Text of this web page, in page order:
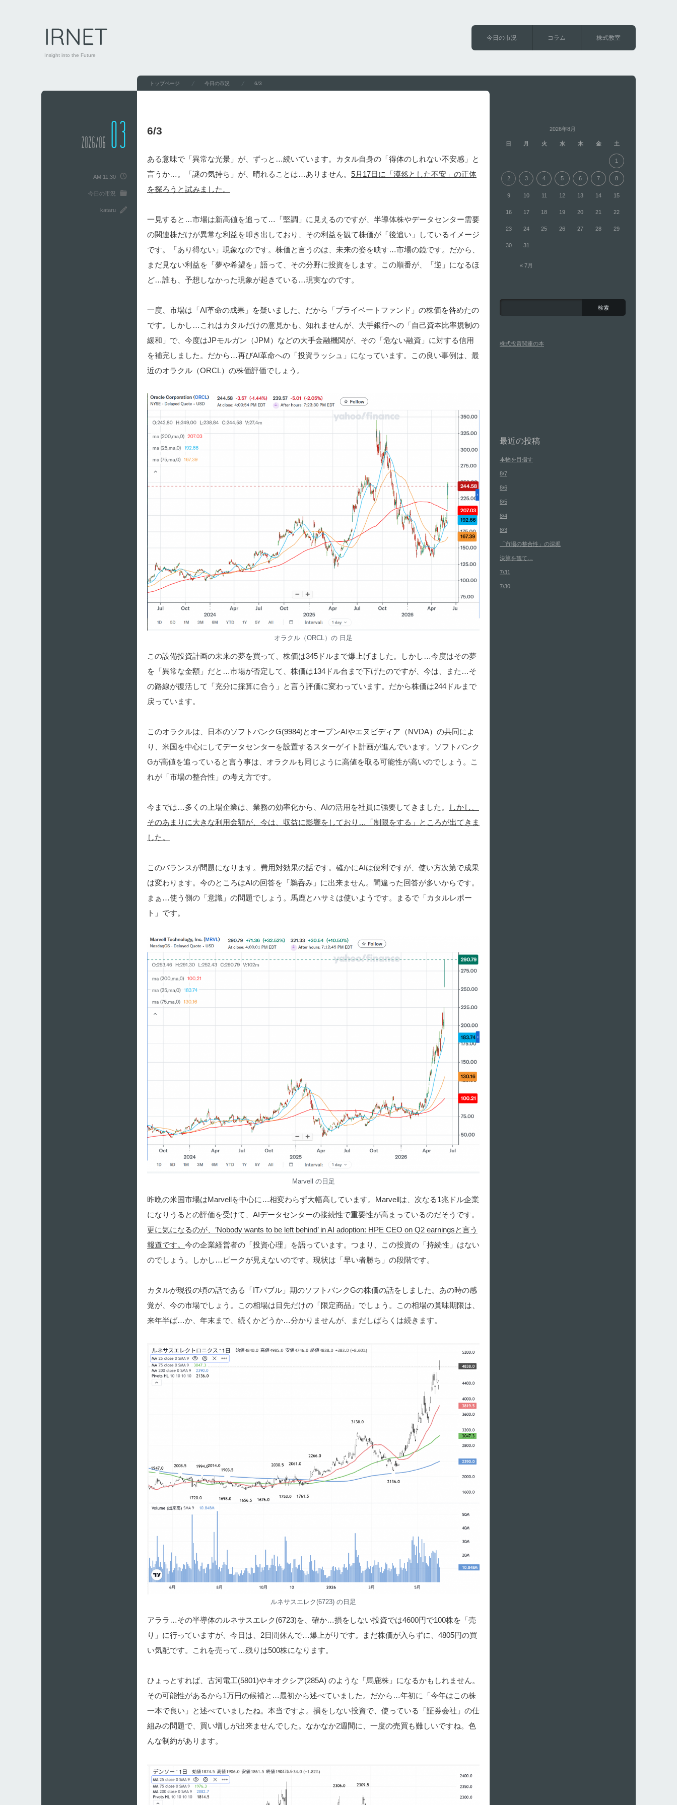
IRNET
Insight into the Future
今日の市況 コラム 株式教室
トップページ 今日の市況 6/3
6/3
2026/06 03
AM 11:30
今日の市況
kataru
ある意味で「異常な光景」が、ずっと…続いています。カタル自身の「得体のしれない不安感」と
言うか…。「謎の気持ち」が、晴れることは…ありません。 5月17日に「漠然とした不安」の正体
を探ろうと試みました。
一見すると…市場は新高値を追って…「堅調」に見えるのですが、半導体株やデータセンター需要
の関連株だけが異常な利益を叩き出しており、その利益を観て株価が「後追い」しているイメージ
です。「あり得ない」現象なのです。株価と言うのは、未来の姿を映す…市場の鏡です。だから、
まだ見ない利益を「夢や希望を」語って、その分野に投資をします。この順番が、「逆」になるほ
ど…誰も、予想しなかった現象が起きている…現実なのです。
一度、市場は「AI革命の成果」を疑いました。だから「プライベートファンド」の株価を咎めたの
です。しかし…これはカタルだけの意見かも、知れませんが、大手銀行への「自己資本比率規制の
緩和」で、今度はJPモルガン（JPM）などの大手金融機関が、その「危ない融資」に対する信用
を補完しました。だから…再びAI革命への「投資ラッシュ」になっています。この良い事例は、最
近のオラクル（ORCL）の株価評価でしょう。
オラクル（ORCL）の 日足
この設備投資計画の未来の夢を買って、株価は345ドルまで爆上げました。しかし…今度はその夢
を「異常な金額」だと…市場が否定して、株価は134ドル台まで下げたのですが、今は、また…そ
の路線が復活して「充分に採算に合う」と言う評価に変わっています。だから株価は244ドルまで
戻っています。
このオラクルは、日本のソフトバンクG(9984)とオープンAIやエヌビディア（NVDA）の共同によ
り、米国を中心にしてデータセンターを設置するスターゲイト計画が進んでいます。ソフトバンク
Gが高値を追っていると言う事は、オラクルも同じように高値を取る可能性が高いのでしょう。こ
れが「市場の整合性」の考え方です。
今までは…多くの上場企業は、業務の効率化から、AIの活用を社員に強要してきました。
しかし、
そのあまりに大きな利用金額が、今は、収益に影響をしており…「制限をする」ところが出てきま
した。
このバランスが問題になります。費用対効果の話です。確かにAIは便利ですが、使い方次第で成果
は変わります。今のところはAIの回答を「鵜呑み」に出来ません。間違った回答が多いからです。
まぁ…使う側の「意識」の問題でしょう。馬鹿とハサミは使いようです。まるで「カタルレポー
ト」です。
Marvell の日足
昨晩の米国市場はMarvellを中心に…相変わらず大幅高しています。Marvellは、次なる1兆ドル企業
になりうるとの評価を受けて、AIデータセンターの接続性で重要性が高まっているのだそうです。
更に気になるのが、’Nobody wants to be left behind’ in AI adoption: HPE CEO on Q2 earningsと言う
報道です。 今の企業経営者の「投資心理」を語っています。つまり、この投資の「持続性」はない
のでしょう。しかし…ピークが見えないのです。現状は「早い者勝ち」の段階です。
カタルが現役の頃の話である「ITバブル」期のソフトバンクGの株価の話をしました。あの時の感
覚が、今の市場でしょう。この相場は目先だけの「限定商品」でしょう。この相場の賞味期限は、
来年半ば…か、年末まで、続くかどうか…分かりませんが、まだしばらくは続きます。
ルネサスエレク(6723) の日足
アララ…その半導体のルネサスエレク(6723)を、確か…損をしない投資では4600円で100株を「売
り」に行っていますが、今日は、2日間休んで…爆上がりです。まだ株価が入らずに、4805円の買
い気配です。これを売って…残りは500株になります。
ひょっとすれば、古河電工(5801)やキオクシア(285A) のような「馬鹿株」になるかもしれません。
その可能性があるから1万円の候補と…最初から述べていました。だから…年初に「今年はこの株
一本で良い」と述べていましたね。本当ですよ。損をしない投資で、使っている「証券会社」の仕
組みの問題で、買い増しが出来ませんでした。なかなか2週間に、一度の売買も難しいですね。色
んな制約があります。
2026年8月
日 月 火 水 木 金 土
« 7月
1
2 3 4 5 6 7 8
9 10 11 12 13 14 15
16 17 18 19 20 21 22
23 24 25 26 27 28 29
30 31
株式投資関連の本
最近の投稿
本物を目指す
8/7
8/6
8/5
8/4
8/3
「市場の整合性」の深堀
決算を観て…
7/31
7/30